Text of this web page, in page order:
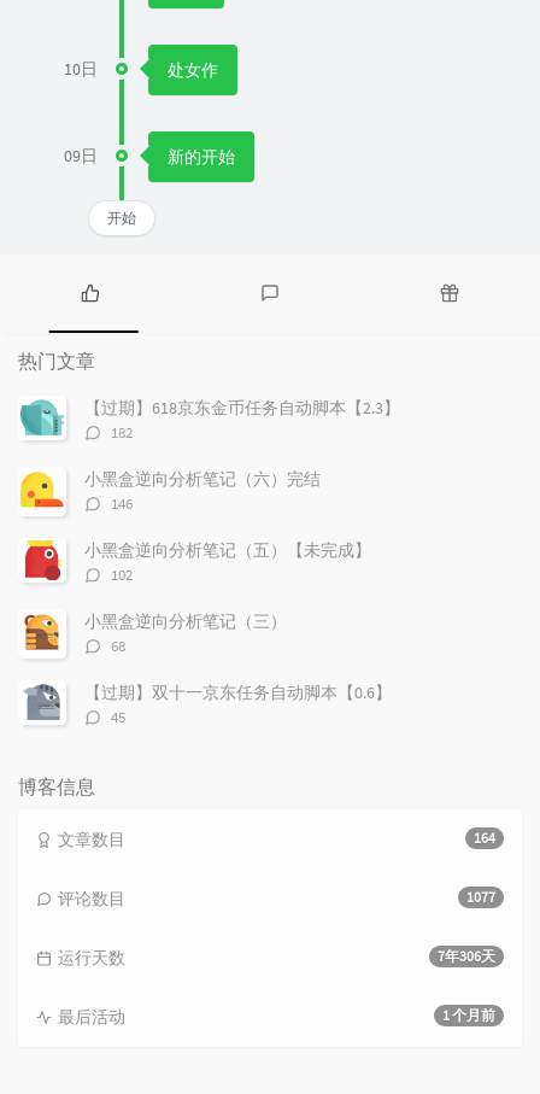
10日 处女作
09日 新的开始
开始
热
门
文
章
论
热门文章
【过期】618京东金币任务自动脚本【2.3】
评
数：
182
小黑盒逆向分析笔记（六）完结
评
数：
146
小黑盒逆向分析笔记（五）【未完成】
评
数：
102
小黑盒逆向分析笔记（三）
评
数：
68
【过期】双十一京东任务自动脚本【0.6】
评
45
博客信息
164
文章数目
1077
评论数目
7年306天
运行天数
1 个月前
最后活动